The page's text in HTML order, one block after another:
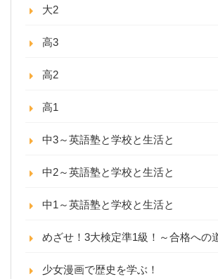
大2
高3
高2
高1
中3～英語塾と学校と生活と
中2～英語塾と学校と生活と
中1～英語塾と学校と生活と
めざせ！3大検定準1級！～合格への
少女漫画で歴史を学ぶ！